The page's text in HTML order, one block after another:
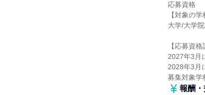
応募資格
【対象の学
大学/大学
【応募資格
2027年3月
2028年3月
募集対象学
報酬